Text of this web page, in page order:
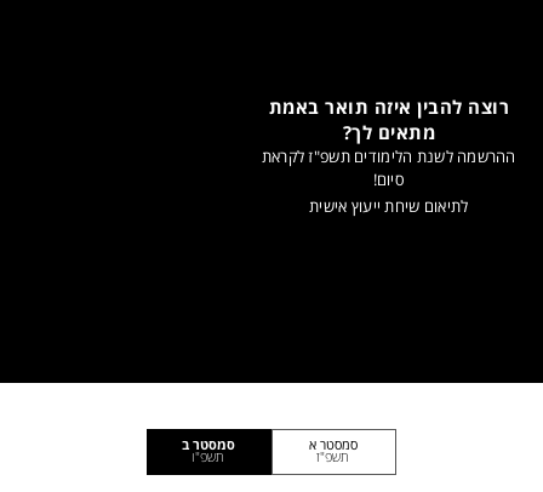
רוצה להבין איזה תואר באמת
מתאים לך?
ההרשמה לשנת הלימודים תשפ"ז לקראת
סיום!
לתיאום שיחת ייעוץ אישית
סמסטר א
תשפ"ז
סמסטר ב
תשפ"ו